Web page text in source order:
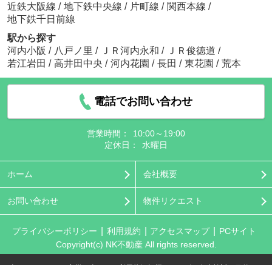
近鉄大阪線 / 地下鉄中央線 / 片町線 / 関西本線 /
地下鉄千日前線
駅から探す
河内小阪 / 八戸ノ里 / ＪＲ河内永和 / ＪＲ俊徳道 /
若江岩田 / 高井田中央 / 河内花園 / 長田 / 東花園 / 荒本
電話でお問い合わせ
営業時間：
10:00～19:00
定休日：
水曜日
ホーム 会社概要
お問い合わせ 物件リクエスト
プライバシーポリシー 利用規約 アクセスマップ
PCサイト
Copyright(c) NK不動産 All rights reserved.